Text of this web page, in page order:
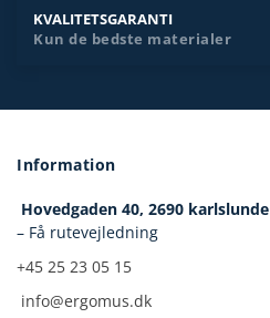
KVALITETSGARANTI
Kun de bedste materialer
Information
Hovedgaden 40, 2690 karlslunde
– Få rutevejledning
+45 25 23 05 15
info@ergomus.dk